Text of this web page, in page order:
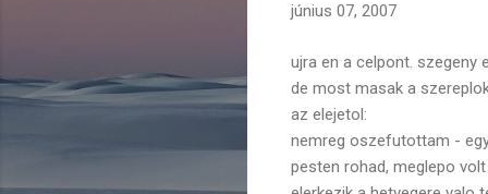
június 07, 2007
ujra en a celpont. szegeny
de most masak a
az elejetol:
nemreg oszefutottam -
pesten rohad, meglepo